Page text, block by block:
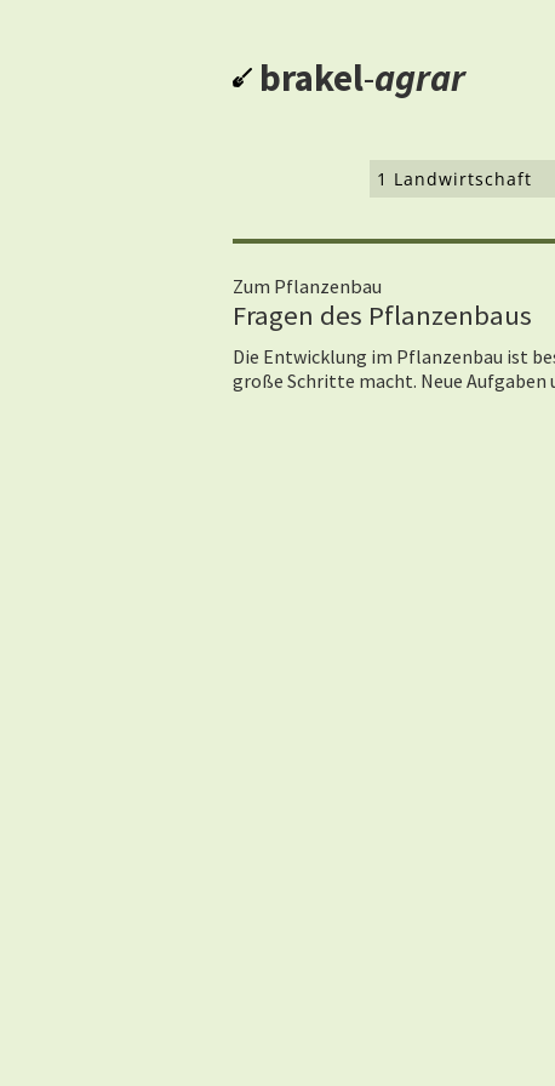
brakel-agrar
1 Landwirtschaft
Zum Pflanzenbau
Fragen des Pflanzenbaus
Die Entwicklung im Pflanzenbau ist
große Schritte macht. Neue